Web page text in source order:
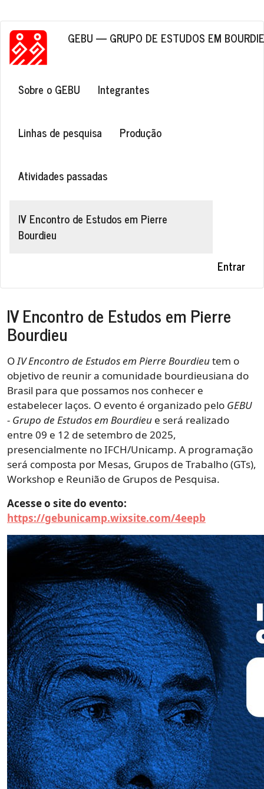
Pular para o conteúdo principal
GEBU — GRUPO DE ESTUDOS EM
Navegação principal
Sobre o GEBU Integrantes
Linhas de pesquisa Produção
Atividades passadas
IV Encontro de Estudos em Pierre
Bourdieu
Entrar
IV Encontro de Estudos em Pierre
Bourdieu
OIV Encontro de Estudos em Pierre Bourdieutem o
objetivo de reunir a comunidade bourdieusiana do
Brasil para que possamos nos conhecer e
estabelecer laços. O evento é organizado pelo GEBU
- Grupo de Estudos em Bourdieu e será realizado
entre 09 e 12 de setembro de 2025,
presencialmente no IFCH/Unicamp. A programação
será composta por Mesas, Grupos de Trabalho (GTs),
Workshop e Reunião de Grupos de Pesquisa.
Acesse o site do evento:
https://gebunicamp.wixsite.com/4eepb